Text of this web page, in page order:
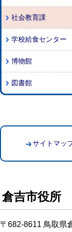
社会教育課
学校給食センター
博物館
図書館
サイトマッ
倉吉市役所
〒682-8611 鳥取県